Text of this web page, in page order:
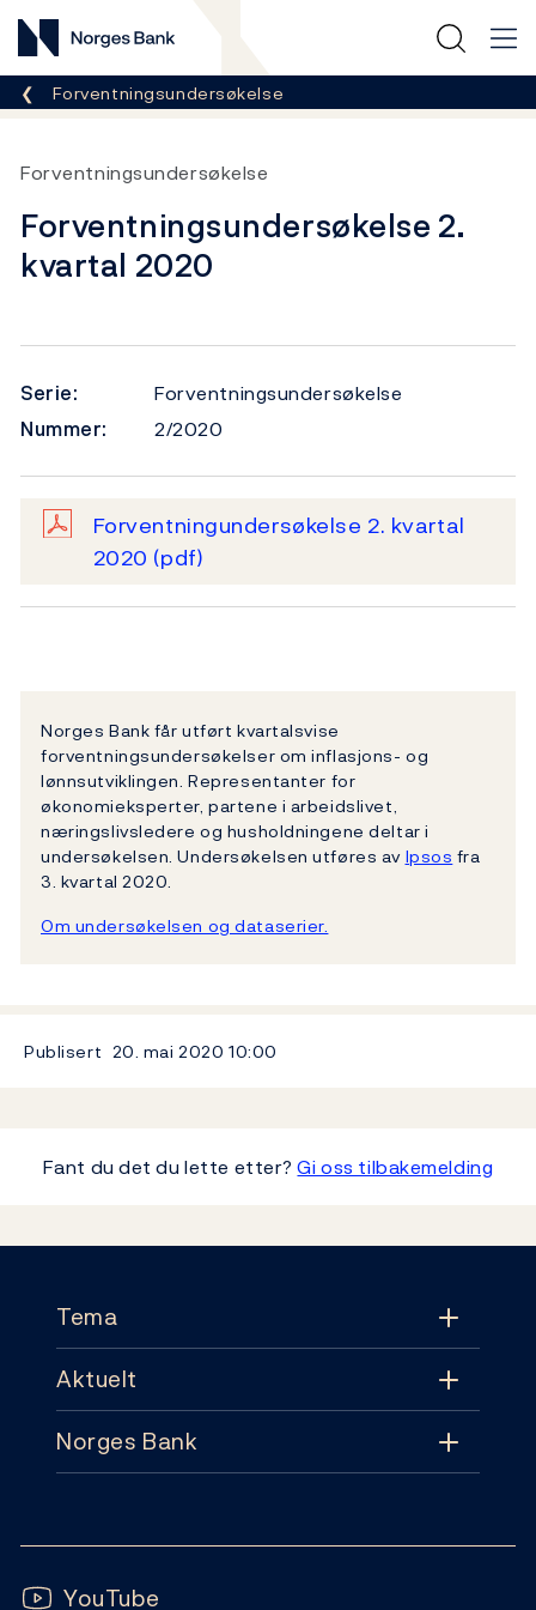
Norges Bank
Her er du nå:
Forventningsundersøkelse
Forventningsundersøkelse
Forventningsundersøkelse 2.
kvartal 2020
Serie:
Forventningsundersøkelse
Nummer:
2/2020
Forventningundersøkelse 2. kvartal
2020 (pdf)
Norges Bank får utført kvartalsvise
forventningsundersøkelser om inflasjons- og
lønnsutviklingen. Representanter for
økonomieksperter, partene i arbeidslivet,
næringslivsledere og husholdningene deltar i
undersøkelsen. Undersøkelsen utføres avIpsos fra
3. kvartal 2020.
Om undersøkelsen og dataserier.
Publisert 20. mai 2020 10:00
Fant du det du lette etter?Gi oss tilbakemelding
Tema
Tema
Pengepolitikk
Aktuelt
Aktuelt
Publikasjoner
Norges Bank
Abonnement
Følg oss:
YouTube